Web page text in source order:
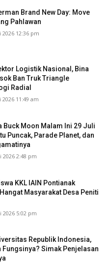
Brand New Day: Move
Pahlawan
2026 12:36 pm
Logistik Nasional, Bina
Ban Truk Triangle
Radial
2026 11:49 am
Buck Moon Malam Ini 29 Juli
Puncak, Parade Planet, dan
2026 2:48 pm
KKL IAIN Pontianak
Masyarakat Desa Peniti
2026 5:02 pm
Republik Indonesia,
Fungsinya? Simak Penjelasan